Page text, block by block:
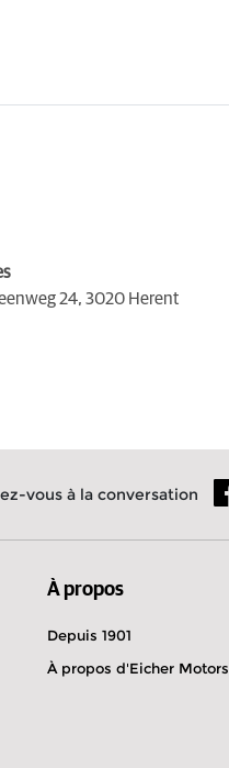
24, 3020 Herent
vous à la conversation
À propos
Depuis 1901
À propos d'Eicher Motors